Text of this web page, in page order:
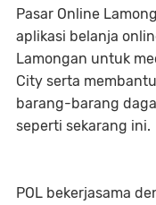
Pasar Online
aplikasi belanja
Lamongan untuk
City serta
barang-barang
seperti sekarang ini.
POL bekerjasama